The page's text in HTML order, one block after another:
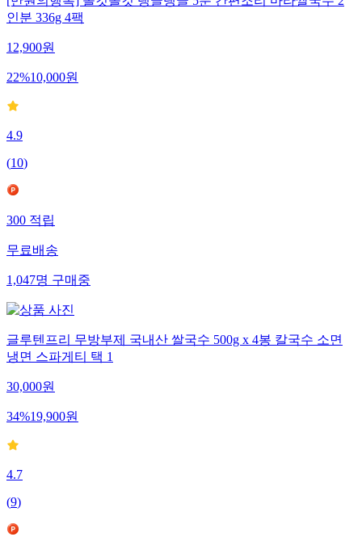
[만원의행복] 쫄깃쫄깃 탱글탱글 5분 간편조리 마라쌀국수 2
인분 336g 4팩
12,900원
22%10,000원
4.9
(10)
300적립
무료배송
1,047명구매중
글루텐프리 무방부제 국내산 쌀국수 500g x 4봉 칼국수 소면
냉면 스파게티 택 1
30,000원
34%19,900원
4.7
(9)